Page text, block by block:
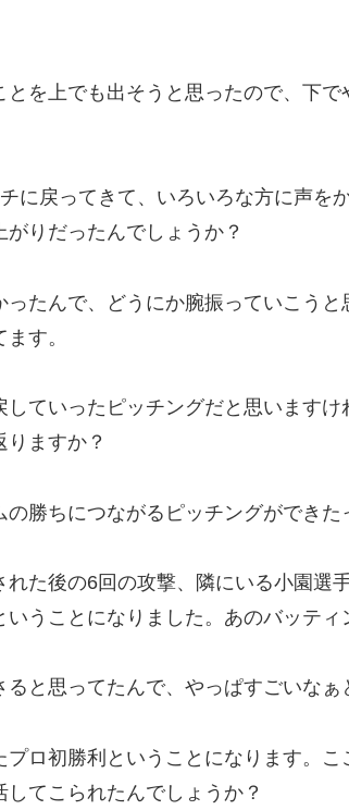
とを上でも出そうと思ったので、下
に戻ってきて、いろいろな方に声を
りだったんでしょうか？
ったんで、どうにか腕振っていこう
す。
していったピッチングだと思います
ますか？
の勝ちにつながるピッチングができた
れた後の6回の攻撃、隣にいる小園選
うことになりました。あのバッティ
ると思ってたんで、やっぱすごいなぁ
プロ初勝利ということになります。
てこられたんでしょうか？